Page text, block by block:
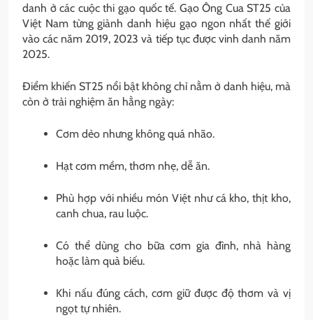
danh ở các cuộc thi gạo quốc tế. Gạo Ông Cua ST25 của
Việt Nam từng giành danh hiệu gạo ngon nhất thế giới
vào các năm 2019, 2023 và tiếp tục được vinh danh năm
2025.
Điểm khiến ST25 nổi bật không chỉ nằm ở danh hiệu, mà
còn ở trải nghiệm ăn hằng ngày:
Cơm dẻo nhưng không quá nhão.
Hạt cơm mềm, thơm nhẹ, dễ ăn.
Phù hợp với nhiều món Việt như cá kho, thịt kho,
canh chua, rau luộc.
Có thể dùng cho bữa cơm gia đình, nhà hàng
hoặc làm quà biếu.
Khi nấu đúng cách, cơm giữ được độ thơm và vị
ngọt tự nhiên.